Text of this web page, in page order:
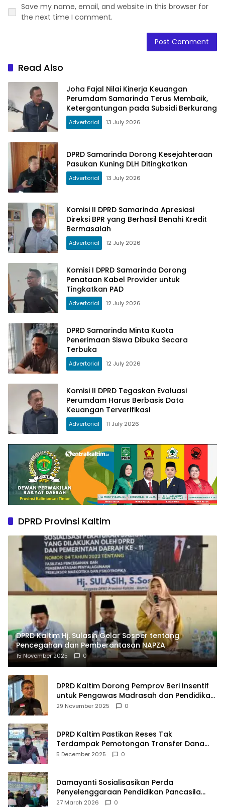
Save my name, email, and website in this browser for
the next time I comment.
Read Also
Joha Fajal Nilai Kinerja Keuangan
Perumdam Samarinda Terus Membaik,
Ketergantungan pada Subsidi Berkurang
Advertorial 13 July 2026
DPRD Samarinda Dorong Kesejahteraan
Pasukan Kuning DLH Ditingkatkan
Advertorial 13 July 2026
Komisi II DPRD Samarinda Apresiasi
Direksi BPR yang Berhasil Benahi Kredit
Bermasalah
Advertorial 12 July 2026
Komisi I DPRD Samarinda Dorong
Penataan Kabel Provider untuk
Tingkatkan PAD
Advertorial 12 July 2026
DPRD Samarinda Minta Kuota
Penerimaan Siswa Dibuka Secara
Terbuka
Advertorial 12 July 2026
Komisi II DPRD Tegaskan Evaluasi
Perumdam Harus Berbasis Data
Keuangan Terverifikasi
Advertorial 11 July 2026
DPRD Provinsi Kaltim
DPRD Kaltim Hj. Sulasih Gelar Sosper tentang
Pencegahan dan Pemberantasan NAPZA
15 November 2025 0
DPRD Kaltim Dorong Pemprov Beri Insentif
untuk Pengawas Madrasah dan Pendidikan
Agama
29 November 2025 0
DPRD Kaltim Pastikan Reses Tak
Terdampak Pemotongan Transfer Dana
Pusat
5 December 2025 0
Damayanti Sosialisasikan Perda
Penyelenggaraan Pendidikan Pancasila
dan Wawasan Kebangsaan
27 March 2026 0